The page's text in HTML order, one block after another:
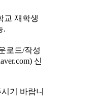
교 재학생
.
로드/작성
신
기 바랍니